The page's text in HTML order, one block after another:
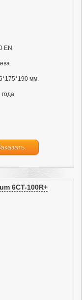
EN
мм.
года
6CT-100R+